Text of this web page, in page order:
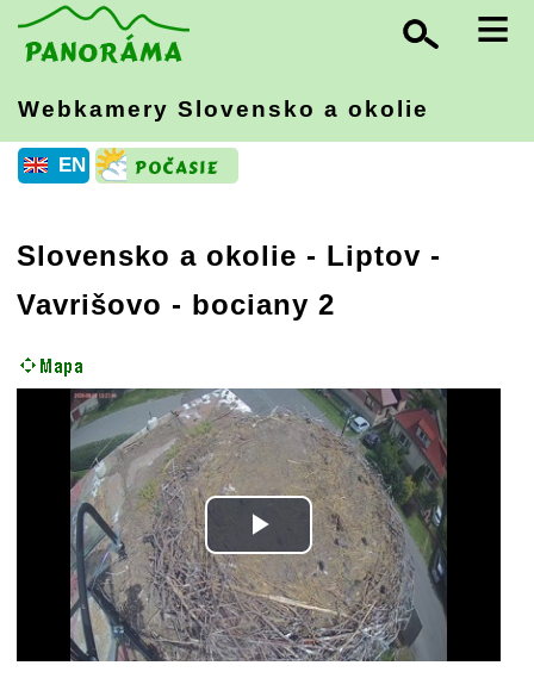
≡
Webkamery Slovensko a okolie
EN
Slovensko a okolie - Liptov -
Vavrišovo - bociany 2
Play
Video